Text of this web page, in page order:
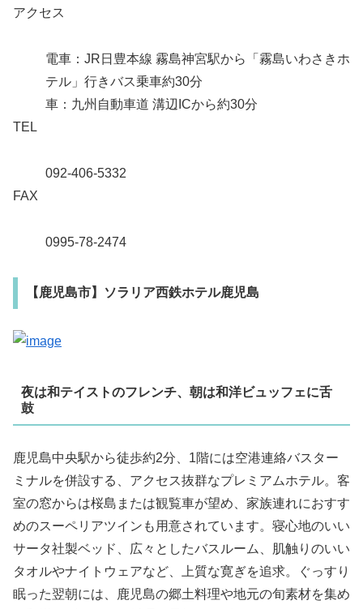
アクセス
電車：JR日豊本線 霧島神宮駅から「霧島いわさきホ
テル」行きバス乗車約30分
車：九州自動車道 溝辺ICから約30分
TEL
092-406-5332
FAX
0995-78-2474
【鹿児島市】ソラリア西鉄ホテル鹿児島
夜は和テイストのフレンチ、朝は和洋ビュッフェに舌
鼓
鹿児島中央駅から徒歩約2分、1階には空港連絡バスター
ミナルを併設する、アクセス抜群なプレミアムホテル。客
室の窓からは桜島または観覧車が望め、家族連れにおすす
めのスーペリアツインも用意されています。寝心地のいい
サータ社製ベッド、広々としたバスルーム、肌触りのいい
タオルやナイトウェアなど、上質な寛ぎを追求。ぐっすり
眠った翌朝には、鹿児島の郷土料理や地元の旬素材を集め